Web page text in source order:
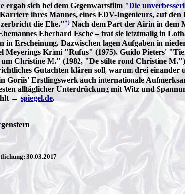
ergab sich bei dem Gegenwartsfilm "Die
ihres Mannes, eines EDV-Ingenieurs, auf
die Ehe."*)Nach dem Part der Airin in dem
Eberhard Esche – trat sie letztmalig in
Erscheinung. Dazwischen lagen Aufgaben in
Meyerings Krimi "Rufus" (1975), Guido Pieters'
Christine M." (1982, "De stilte rond Christine M.")
Gutachten klären soll, warum drei einander
Goriis' Erstlingswerk auch internationale
alltäglicher Unterdrückung mit Witz und
→spiegel.de.
30.03.2017